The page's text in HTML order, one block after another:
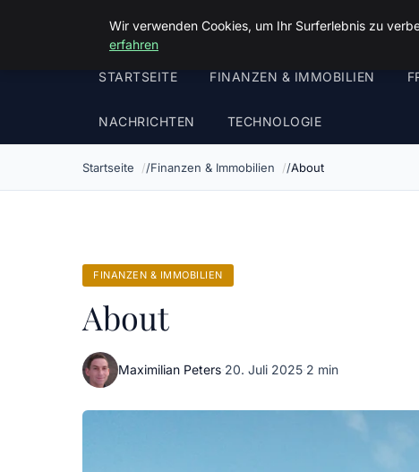
Luther In Bs
STARTSEITE FINANZEN & IMMOBILIEN
NACHRICHTEN TECHNOLOGIE
Startseite Finanzen & Immobilien About
FINANZEN & IMMOBILIEN
About
Maximilian Peters·20. Juli 2025·2 min
Wir verwenden Cookies, um Ihr Surferlebnis zu
erfahren